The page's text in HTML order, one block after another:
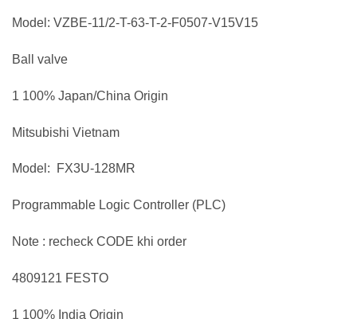
Model: VZBE-11/2-T-63-T-2-F0507-V15V15
Ball valve
1 100% Japan/China Origin
Mitsubishi Vietnam
Model: FX3U-128MR
Programmable Logic Controller (PLC)
Note : recheck CODE khi order
4809121 FESTO
1 100% India Origin